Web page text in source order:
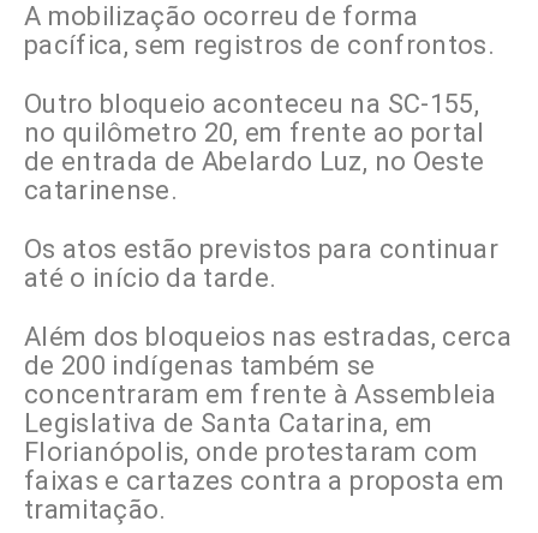
A mobilização ocorreu de forma
pacífica, sem registros de confrontos.
Outro bloqueio aconteceu na SC-155,
no quilômetro 20, em frente ao portal
de entrada de Abelardo Luz, no Oeste
catarinense.
Os atos estão previstos para continuar
até o início da tarde.
Além dos bloqueios nas estradas, cerca
de 200 indígenas também se
concentraram em frente à Assembleia
Legislativa de Santa Catarina, em
Florianópolis, onde protestaram com
faixas e cartazes contra a proposta em
tramitação.